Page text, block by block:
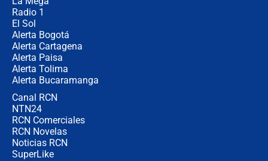
Radio 1
El Sol
Alerta Bogotá
Alerta Cartagena
Alerta Paisa
Alerta Tolima
Alerta Bucaramanga
Canal RCN
NTN24
RCN Comerciales
RCN Novelas
Noticias RCN
SuperLike